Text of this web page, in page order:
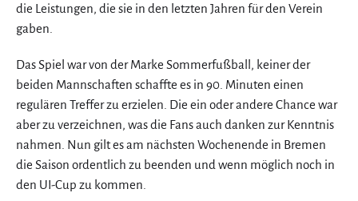
die Leistungen, die sie in den letzten Jahren für den Verein
gaben.
Das Spiel war von der Marke Sommerfußball, keiner der
beiden Mannschaften schaffte es in 90. Minuten einen
regulären Treffer zu erzielen. Die ein oder andere Chance war
aber zu verzeichnen, was die Fans auch danken zur Kenntnis
nahmen. Nun gilt es am nächsten Wochenende in Bremen
die Saison ordentlich zu beenden und wenn möglich noch in
den UI-Cup zu kommen.